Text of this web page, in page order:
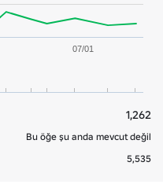
07/01
1,262
Bu öğe şu anda mevcut değil
5,535